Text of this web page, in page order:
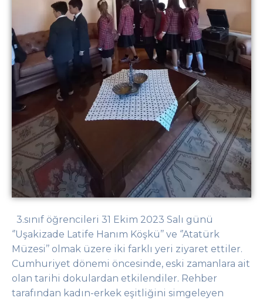
3.sınıf öğrencileri 31 Ekim 2023 Salı günü
‘’Uşakizade Latife Hanım Köşkü’’ ve ‘’Atatürk
Müzesi’’ olmak üzere iki farklı yeri ziyaret ettiler.
Cumhuriyet dönemi öncesinde, eski zamanlara ait
olan tarihi dokulardan etkilendiler. Rehber
tarafından kadın-erkek eşitliğini simgeleyen